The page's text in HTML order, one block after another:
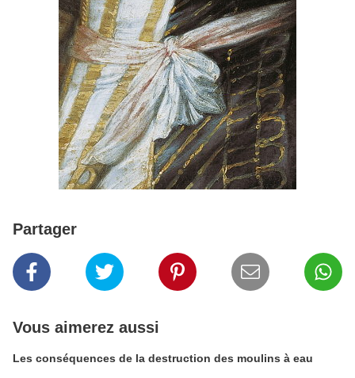
Partager
Vous aimerez aussi
Les conséquences de la destruction des moulins à eau